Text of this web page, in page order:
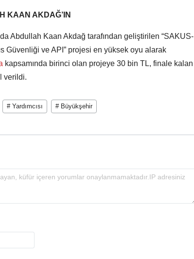
KAAN AKDAĞ’IN
Abdullah Kaan Akdağ tarafından geliştirilen “SAKUS-
Güvenliği ve API” projesi en yüksek oyu alarak
kapsamında birinci olan projeye 30 bin TL, finale kalan
verildi.
# Yardımcısı # Büyükşehir